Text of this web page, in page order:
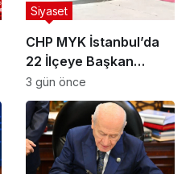
CHP MYK İstanbul’da
22 İlçeye Başkan
Atamasını Yaptı
Siyaset
3 gün önce